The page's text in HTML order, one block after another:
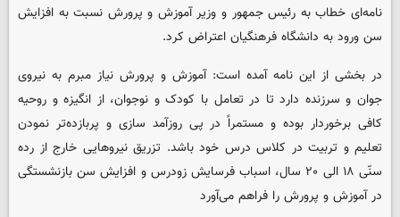
نامه‌ای خطاب به رئیس جمهور و وزیر آموزش و پرورش نسبت به افزایش
سن ورود به دانشگاه فرهنگیان اعتراض کرد.
در بخشی از این نامه آمده است: آموزش و پرورش نیاز مبرم به نیروی
جوان و سرزنده دارد تا در تعامل با کودک و نوجوان، از انگیزه و روحیه
کافی برخوردار بوده و مستمراً در پی روزآمد سازی و پربازده‌تر نمودن
تعلیم و تربیت در کلاس درس خود باشد. تزریق نیروهایی خارج از رده
سنّی ۱۸ الی ۲۰ سال، اسباب فرسایش زودرس و افزایش سن بازنشستگی
در آموزش و پرورش را فراهم می‌آورد